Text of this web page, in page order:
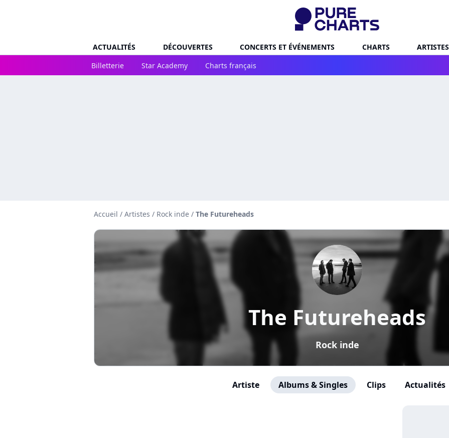
ACTUALITÉS DÉCOUVERTES CONCERTS ET ÉVÉNEMENTS CHARTS ARTISTES
Billetterie
Star Academy Charts français
Accueil / Artistes / Rock inde / The Futureheads
The Futureheads
Rock inde
Artiste Albums & Singles Clips Actualités